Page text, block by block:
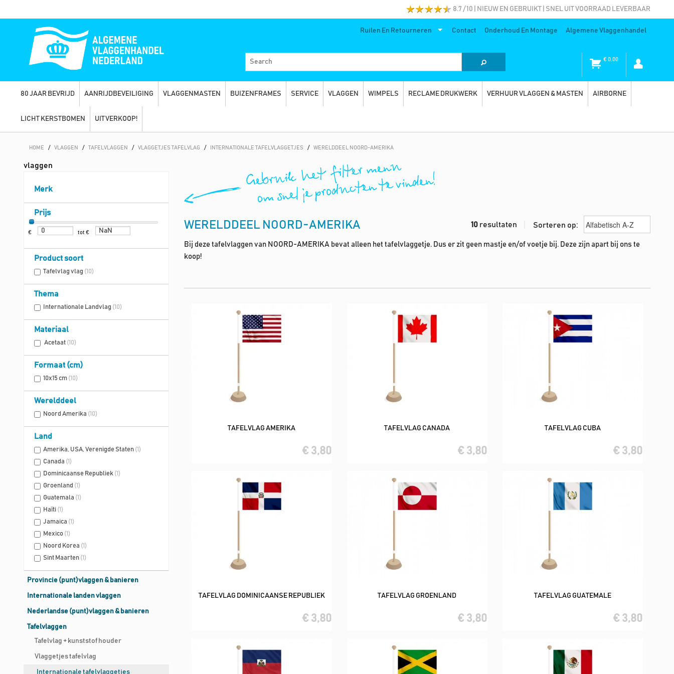
8.7 / 10 | NIEUW EN GEBRUIKT | SNEL UIT VOORRAAD LEVERBAAR
Ruilen En Retourneren Contact Onderhoud En Montage Algemene Vlaggenhandel
€0,00
80 JAAR BEVRIJD AANRIJDBEVEILIGING VLAGGENMASTEN BUIZENFRAMES SERVICE VLAGGEN WIMPELS RECLAME DRUKWERK VERHUUR VLAGGEN & MASTEN AIRBORNE
LICHT KERSTBOMEN UITVERKOOP!
HOME / VLAGGEN / TAFELVLAGGEN / VLAGGETJES TAFELVLAG / INTERNATIONALE TAFELVLAGGETJES / WERELDDEEL NOORD-AMERIKA
vlaggen
Merk
Prijs
€ tot €
Product soort
Tafelvlag vlag (10)
Thema
Internationale Landvlag (10)
Materiaal
Acetaat (10)
Formaat (cm)
10x15 cm (10)
Werelddeel
Noord Amerika (10)
Land
Amerika, USA, Verenigde Staten (1)
Canada (1)
Dominicaanse Republiek (1)
Groenland (1)
Guatemala (1)
Haïti (1)
Jamaica (1)
Mexico (1)
Noord Korea (1)
Sint Maarten (1)
Provincie (punt)vlaggen & banieren
Internationale landen vlaggen
Nederlandse (punt)vlaggen & banieren
Tafelvlaggen
Tafelvlag + kunststof houder
Vlaggetjes tafelvlag
Internationale tafelvlaggetjes
10 resultaten Sorteren op:
WERELDDEEL NOORD-AMERIKA
Bij deze tafelvlaggen van NOORD-AMERIKA bevat alleen het tafelvlaggetje. Dus er zit geen mastje en/of voetje bij. Deze zijn apart bij ons te
koop!
In winkelwagen
TAFELVLAG AMERIKA
€ 3,80
In winkelwagen
TAFELVLAG CANADA
€ 3,80
In winkelwagen
TAFELVLAG CUBA
€ 3,80
In winkelwagen
TAFELVLAG DOMINICAANSE REPUBLIEK
€ 3,80
In winkelwagen
TAFELVLAG GROENLAND
€ 3,80
In winkelwagen
TAFELVLAG GUATEMALE
€ 3,80